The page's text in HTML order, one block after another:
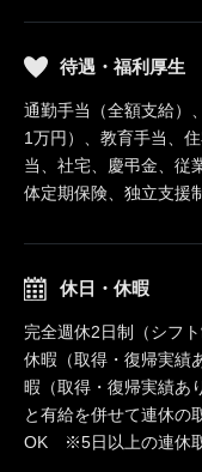
待遇・福利厚生
通勤手当（全額支給）
1万円）、教育手当、
当、社宅、慶弔金、従
体定期保険、独立支援
休日・休暇
完全週休2日制（シフ
休暇（取得・復帰実績
暇（取得・復帰実績
と有給を併せて連休の
OK ※5日以上の連休